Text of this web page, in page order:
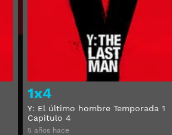
1x4
Y: El último hombre Temporada 1
Capitulo 4
5 años hace